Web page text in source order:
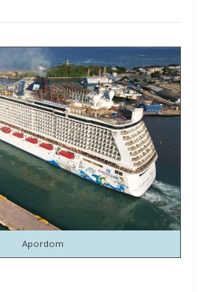
Apordom